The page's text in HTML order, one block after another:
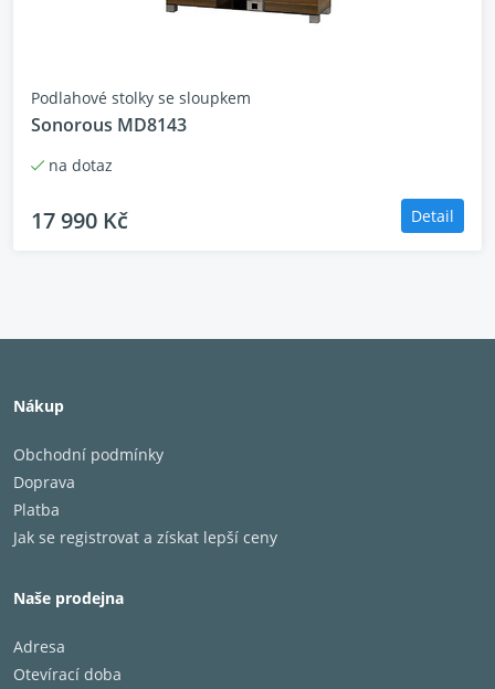
Podlahové stolky se sloupkem
Sonorous MD8143
na dotaz
17 990 Kč Detail
Nákup
Obchodní podmínky
Doprava
Platba
Jak se registrovat a získat lepší ceny
Naše prodejna
Adresa
Otevírací doba